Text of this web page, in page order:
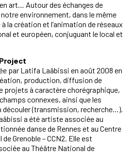
art… Autour des échanges de
environnement, dans le même
la création et l’animation de réseaux
et européen, conjuguant le local et
par Latifa Laâbissi en août 2008 en
production, diffusion de
projets à caractère chorégraphique,
connexes, ainsi que les
(transmission, recherche…).
a été artiste associée au
danse de Rennes et au Centre
Grenoble – CCN2. Elle est
au Théâtre National de